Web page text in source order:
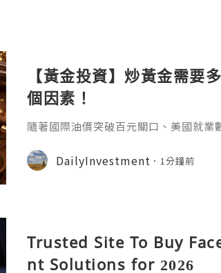
【黃金投資】炒黃金需要
個因素！
隨著國際油價突破百元關口、美國就
升，因為強勢就業徹底打消經濟疲軟顧
漲進一步放大通脹上行風險，多重利空
DailyInvestment 1分鐘前
Trusted Site To Buy
nt Solutions for 2026